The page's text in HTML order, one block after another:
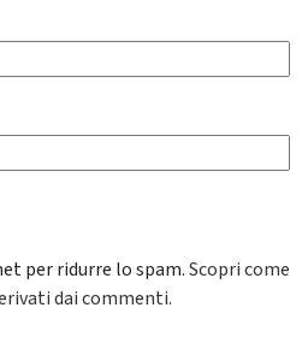
per ridurre lo spam.Scopri come
dai commenti.